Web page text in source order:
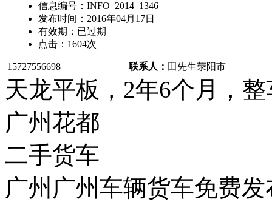
信息编号： INFO_2014_1346
发布时间： 2016年04月17日
有效期： 已过期
点击： 1604次
15727556698 联系人： 田先生荥阳市
天龙平板，2年6个月，
广州花都
二手货车
广州广州车辆货车免费